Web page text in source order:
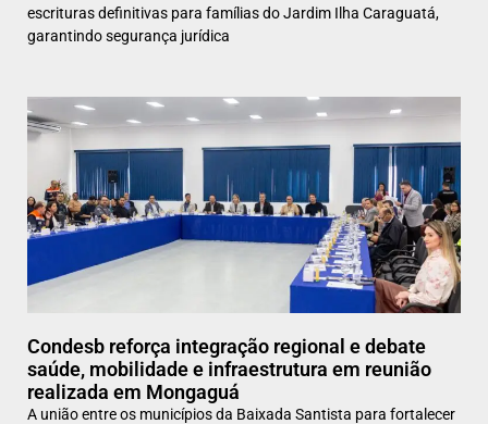
escrituras definitivas para famílias do Jardim Ilha Caraguatá,
garantindo segurança jurídica
Condesb reforça integração regional e debate
saúde, mobilidade e infraestrutura em reunião
realizada em Mongaguá
A união entre os municípios da Baixada Santista para fortalecer